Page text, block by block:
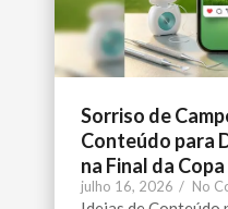
Sorriso de
Conteúdo para
na Final da Copa
julho 16, 2026 / No